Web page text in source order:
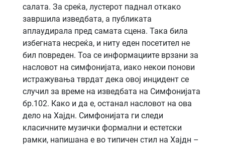
салата. За среќа, лустерот паднал откако
завршила изведбата, а публиката
аплаудирала пред самата сцена. Така била
избегната несреќа, и ниту еден посетител не
бил повреден. Тоа се информациите врзани за
насловот на симфонијата, иако некои понови
истражувања тврдат дека овој инцидент се
случил за време на изведбата на Симфонијата
бр.102. Како и да е, останал насловот на ова
дело на Хајдн. Симфонијата ги следи
класичните музички формални и естетски
рамки, напишана е во типичен стил на Хајдн –